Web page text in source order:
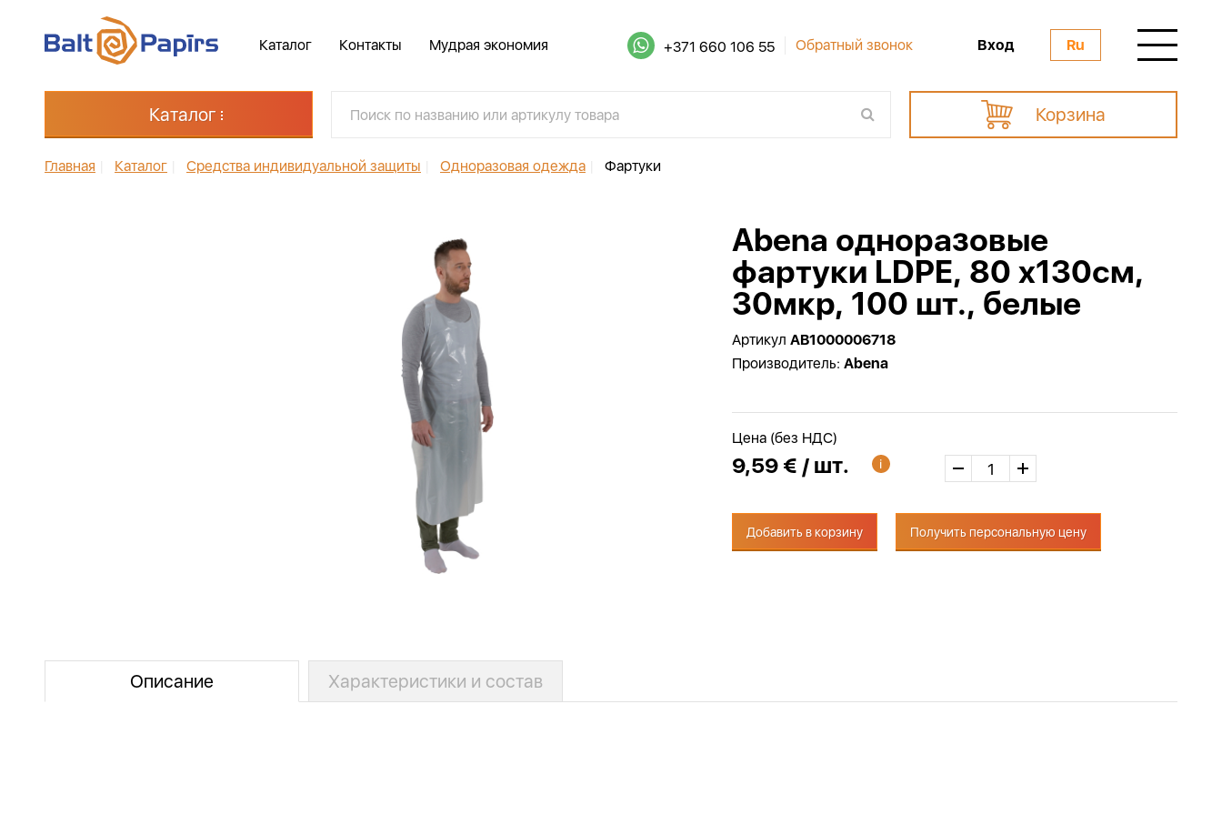
Каталог Контакты Мудрая экономия +371 660 106 55 Обратный звонок Вход Ru
Каталог Корзина
Главная Каталог Средства индивидуальной защиты Одноразовая одежда Фартуки
Abena одноразовые
фартуки LDPE, 80 x130см,
30мкр, 100 шт., белые
Артикул AB1000006718
Производитель: Abena
Цена (без НДС)
9,59 € / шт.
Добавить в корзину Получить персональную цену
Описание Характеристики и состав